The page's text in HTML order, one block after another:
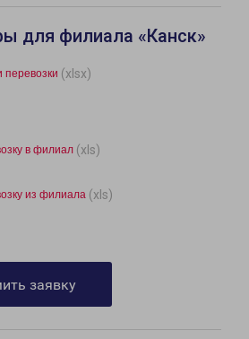
для филиала «Канск»
перевозки (xlsx)
в филиал (xls)
из филиала (xls)
заявку